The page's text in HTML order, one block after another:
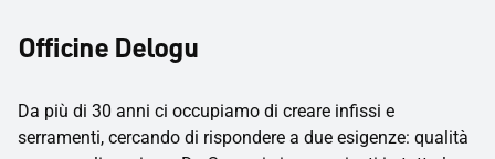
Officine Delogu
Da più di 30 anni ci occupiamo di creare infissi e
serramenti, cercando di rispondere a due esigenze: qualità